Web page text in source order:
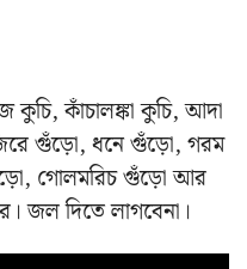
কাঁচালঙ্কা কুচি, আদা
গুঁড়ো, ধনে গুঁড়ো, গরম
গোলমরিচ গুঁড়ো আর
জল দিতে লাগবেনা।